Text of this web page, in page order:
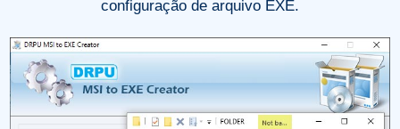
configuração de arquivo EXE.